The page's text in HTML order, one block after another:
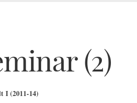
(2)
I (2011-14)